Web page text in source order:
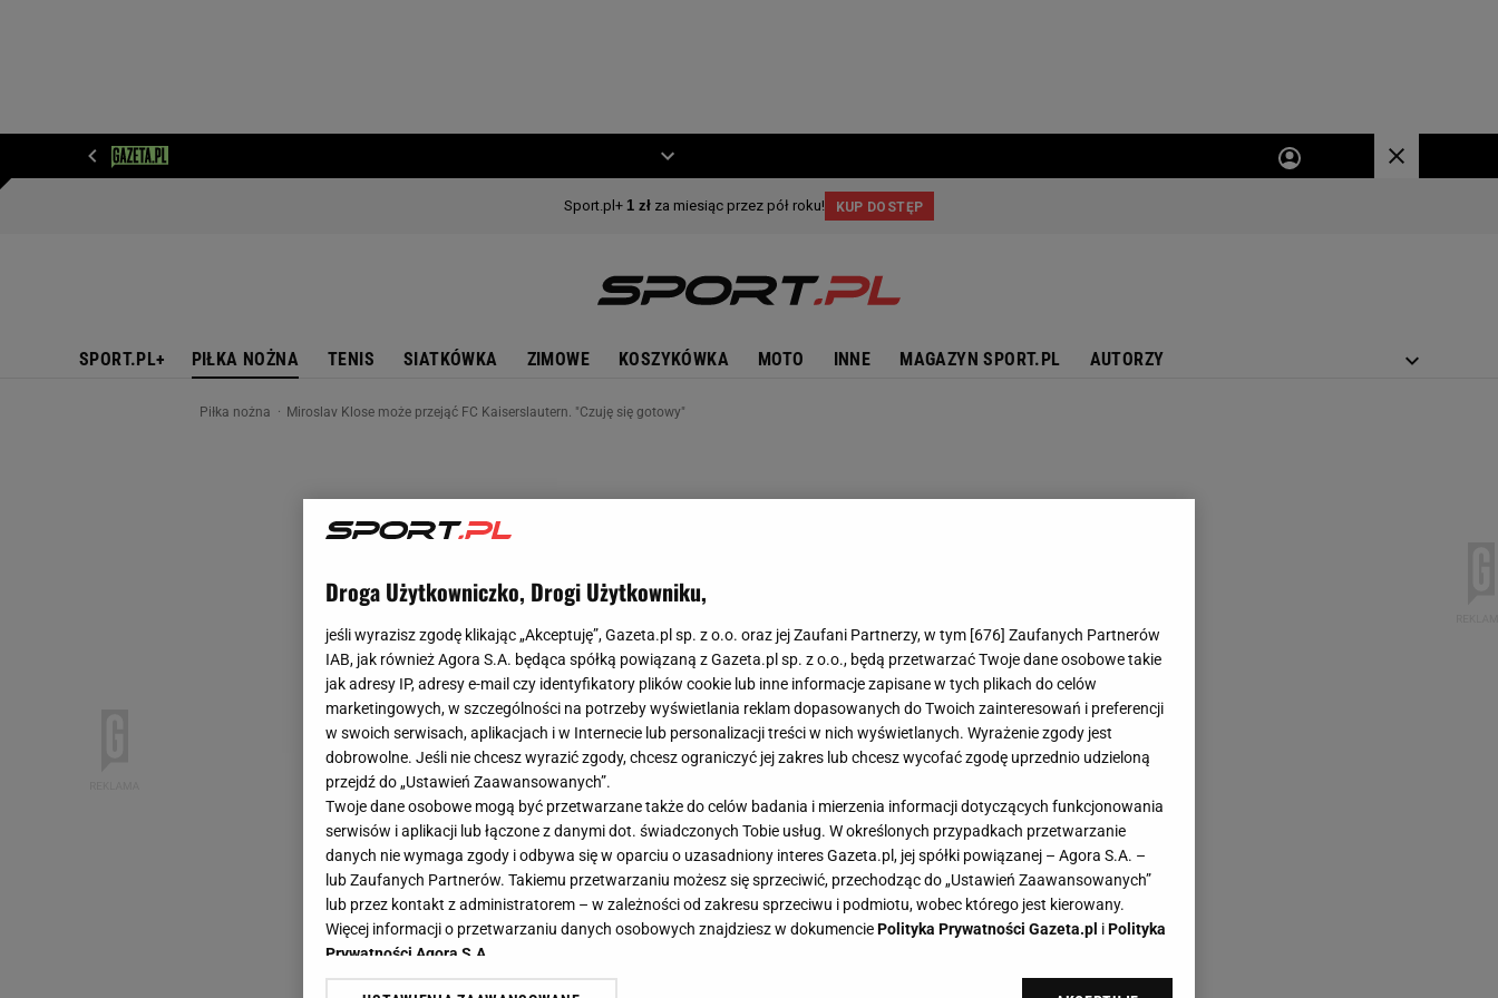
SPORT.PL+ PIŁKA NOŻNA TENIS SIATKÓWKA ZIMOWE KOSZYKÓWKA MOTO INNE MAGAZYN SPORT.PL AUTORZY
Piłka nożna Miroslav Klose może przejąć FC Kaiserslautern. "Czuję się gotowy"
Droga Użytkowniczko, Drogi Użytkowniku,
jeśli wyrazisz zgodę klikając „Akceptuję”, Gazeta.pl sp. z o.o. oraz jej Zaufani Partnerzy, w tym [676] Zaufanych Partnerów
IAB, jak również Agora S.A. będąca spółką powiązaną z Gazeta.pl sp. z o.o., będą przetwarzać Twoje dane osobowe takie
jak adresy IP, adresy e-mail czy identyfikatory plików cookie lub inne informacje zapisane w tych plikach do celów
marketingowych, w szczególności na potrzeby wyświetlania reklam dopasowanych do Twoich zainteresowań i preferencji
w swoich serwisach, aplikacjach i w Internecie lub personalizacji treści w nich wyświetlanych. Wyrażenie zgody jest
dobrowolne. Jeśli nie chcesz wyrazić zgody, chcesz ograniczyć jej zakres lub chcesz wycofać zgodę uprzednio udzieloną
przejdź do „Ustawień Zaawansowanych”.
Twoje dane osobowe mogą być przetwarzane także do celów badania i mierzenia informacji dotyczących funkcjonowania
serwisów i aplikacji lub łączone z danymi dot. świadczonych Tobie usług. W określonych przypadkach przetwarzanie
danych nie wymaga zgody i odbywa się w oparciu o uzasadniony interes Gazeta.pl, jej spółki powiązanej – Agora S.A. –
lub Zaufanych Partnerów. Takiemu przetwarzaniu możesz się sprzeciwić, przechodząc do „Ustawień Zaawansowanych”
lub przez kontakt z administratorem – w zależności od zakresu sprzeciwu i podmiotu, wobec którego jest kierowany.
Więcej informacji o przetwarzaniu danych osobowych znajdziesz w dokumenciePolityka Prywatności Gazeta.pl iPolityka
Prywatności Agora S.A.